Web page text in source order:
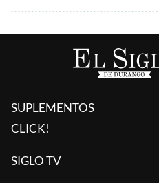
SUPLEMENTOS
CLICK!
SIGLO TV